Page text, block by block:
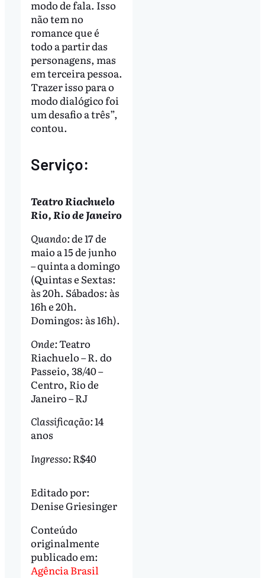
modo de fala. Isso
não tem no
romance que é
todo a partir das
personagens, mas
em terceira pessoa.
Trazer isso para o
modo dialógico foi
um desafio a três”,
contou.
Serviço:
Teatro Riachuelo
Rio, Rio de Janeiro
Quando:de 17 de
maio a 15 de junho
– quinta a domingo
(Quintas e Sextas:
às 20h. Sábados: às
16h e 20h.
Domingos: às 16h).
Onde:Teatro
Riachuelo – R. do
Passeio, 38/40 –
Centro, Rio de
Janeiro – RJ
Classificação:14
anos
Ingresso:R$40
Editado por:
Denise Griesinger
Conteúdo
originalmente
publicado em:
Agência Brasil